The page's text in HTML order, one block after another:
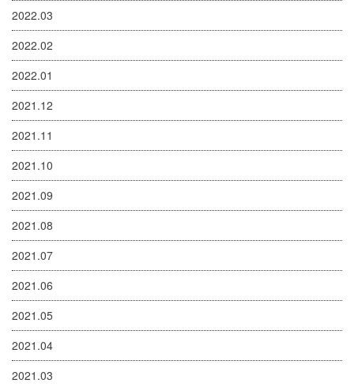
2022.03
2022.02
2022.01
2021.12
2021.11
2021.10
2021.09
2021.08
2021.07
2021.06
2021.05
2021.04
2021.03